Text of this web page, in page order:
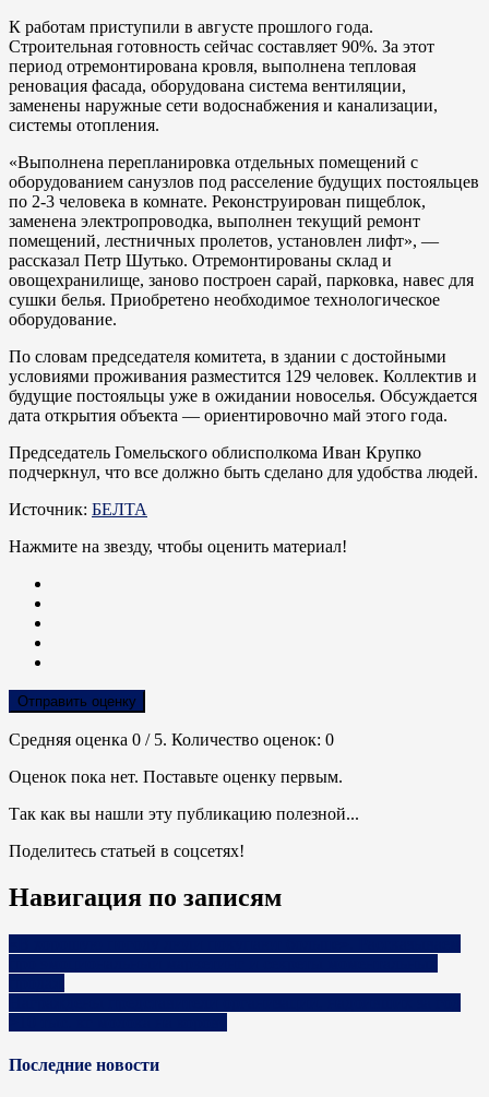
К работам приступили в августе прошлого года.
Строительная готовность сейчас составляет 90%. За этот
период отремонтирована кровля, выполнена тепловая
реновация фасада, оборудована система вентиляции,
заменены наружные сети водоснабжения и канализации,
системы отопления.
«Выполнена перепланировка отдельных помещений с
оборудованием санузлов под расселение будущих постояльцев
по 2-3 человека в комнате. Реконструирован пищеблок,
заменена электропроводка, выполнен текущий ремонт
помещений, лестничных пролетов, установлен лифт», —
рассказал Петр Шутько. Отремонтированы склад и
овощехранилище, заново построен сарай, парковка, навес для
сушки белья. Приобретено необходимое технологическое
оборудование.
По словам председателя комитета, в здании с достойными
условиями проживания разместится 129 человек. Коллектив и
будущие постояльцы уже в ожидании новоселья. Обсуждается
дата открытия объекта — ориентировочно май этого года.
Председатель Гомельского облисполкома Иван Крупко
подчеркнул, что все должно быть сделано для удобства людей.
Источник: БЕЛТА
Нажмите на звезду, чтобы оценить материал!
Отправить оценку
Средняя оценка 0 / 5. Количество оценок: 0
Оценок пока нет. Поставьте оценку первым.
Так как вы нашли эту публикацию полезной...
Поделитесь статьей в соцсетях!
Навигация по записям
Последние новости